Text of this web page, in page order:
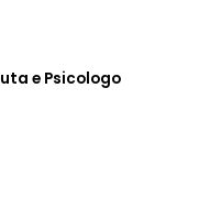
e Psicologo